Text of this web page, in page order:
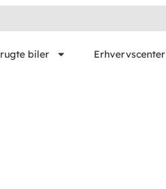
biler Erhvervscenter